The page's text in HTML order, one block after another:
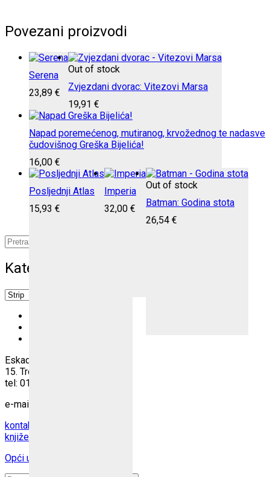
Povezani proizvodi
Serena
23,89 €
Out of stock
Zvjezdani dvorac: Vitezovi Marsa
19,91 €
Napad poremećenog, mutiranog, krvožednog te nadasve
čudovišnog Greška Bijelića!
16,00 €
Posljednji Atlas
15,93 €
Imperia
32,00 €
Out of stock
Batman: Godina stota
26,54 €
Pretraži:
Kategorije
Eskadrila d.o.o.
15. Trokut 1/B, Zagreb
tel: 01 6539 645
e-mail:
kontakt
književna eskadrila
Opći uvjeti poslovanja